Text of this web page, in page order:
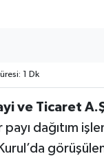
1 Dk
ve Ticaret
dağıtım